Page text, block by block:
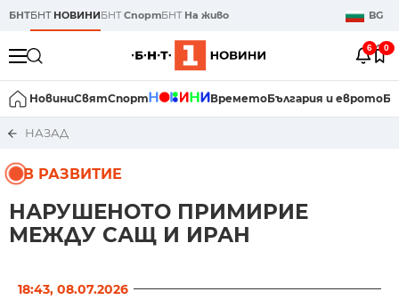
БНТБНТ НОВИНИБНТСпортБНТ На живо BG
6 0
НовиниСвятСпорт ВреметоБългария и еврото
НАЗАД
В РАЗВИТИЕ
НАРУШЕНОТО ПРИМИРИЕ
МЕЖДУ САЩ И ИРАН
18:43, 08.07.2026